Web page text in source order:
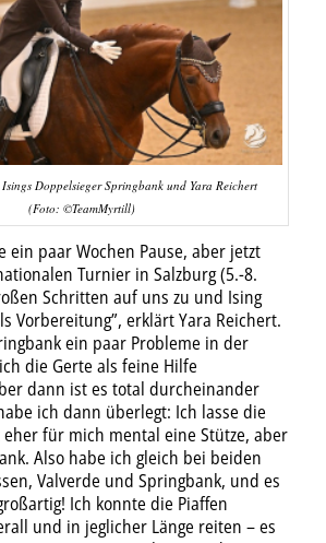
Doppelsieger Springbank und Yara Reichert
(Foto: ©TeamMyrtill)
ein paar Wochen Pause, aber jetzt
Turnier in Salzburg (5.-8.
Schritten auf uns zu und Ising
Vorbereitung”, erklärt Yara Reichert.
ein paar Probleme in der
die Gerte als feine Hilfe
dann ist es total durcheinander
ich dann überlegt: Ich lasse die
eher für mich mental eine Stütze, aber
Also habe ich gleich bei beiden
Valverde und Springbank, und es
Ich konnte die Piaffen
und in jeglicher Länge reiten – es